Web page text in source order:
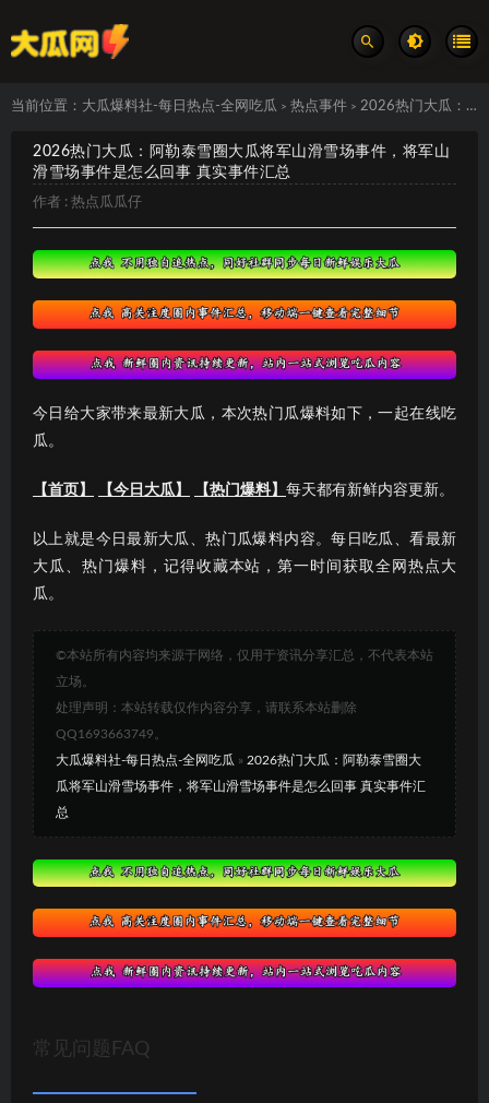
当前位置： 大瓜爆料社-每日热点-全网吃瓜 > 热点事件 > 2026热门大瓜：阿勒泰雪圈大瓜将军山滑雪场事件，将军山滑雪场事件是怎么回事 真实事件汇总
2026热门大瓜：阿勒泰雪圈大瓜将军山滑雪场事件，将军山
滑雪场事件是怎么回事 真实事件汇总
作者 : 热点瓜瓜仔
今日给大家带来最新大瓜，本次热门瓜爆料如下，一起在线吃
瓜。
【首页】 【今日大瓜】 【热门爆料】 每天都有新鲜内容更新。
以上就是今日最新大瓜、热门瓜爆料内容。每日吃瓜、看最新
大瓜、热门爆料，记得收藏本站，第一时间获取全网热点大
瓜。
©本站所有内容均来源于网络，仅用于资讯分享汇总，不代表本站
立场。
处理声明：本站转载仅作内容分享，请联系本站删除
QQ1693663749。
大瓜爆料社-每日热点-全网吃瓜 » 2026热门大瓜：阿勒泰雪圈大
瓜将军山滑雪场事件，将军山滑雪场事件是怎么回事 真实事件汇
总
常见问题FAQ